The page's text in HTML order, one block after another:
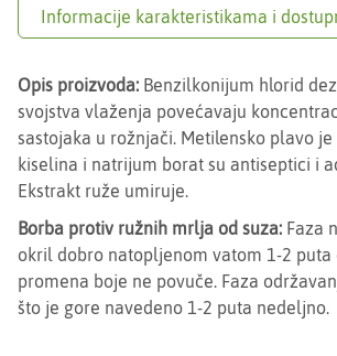
Informacije karakteristikama i
Opis proizvoda: Benzilkonijum hlorid
svojstva vlaženja povećavaju
sastojaka u rožnjači. Metilensko plavo je
kiselina i natrijum borat su antiseptici i
Ekstrakt ruže umiruje.
Borba protiv ružnih mrlja od suza: Faza
okril dobro natopljenom vatom 1-2 puta
promena boje ne povuče. Faza
što je gore navedeno 1-2 puta nedeljno.